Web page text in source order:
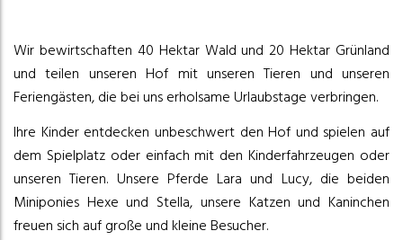
Wir bewirtschaften 40 Hektar Wald und 20 Hektar Grünland
und teilen unseren Hof mit unseren Tieren und unseren
Feriengästen, die bei uns erholsame Urlaubstage verbringen.
Ihre Kinder entdecken unbeschwert den Hof und spielen auf
dem Spielplatz oder einfach mit den Kinderfahrzeugen oder
unseren Tieren. Unsere Pferde Lara und Lucy, die beiden
Miniponies Hexe und Stella, unsere Katzen und Kaninchen
freuen sich auf große und kleine Besucher.